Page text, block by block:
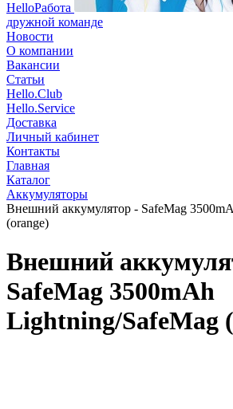
HelloРабота
дружной команде
Новости
О компании
Вакансии
Статьи
Hello.Club
Hello.Service
Доставка
Личный кабинет
Контакты
Главная
Каталог
Аккумуляторы
Внешний аккумулятор - SafeMag
(orange)
Внешний
SafeMag 3500mAh
Lightning/SafeMag